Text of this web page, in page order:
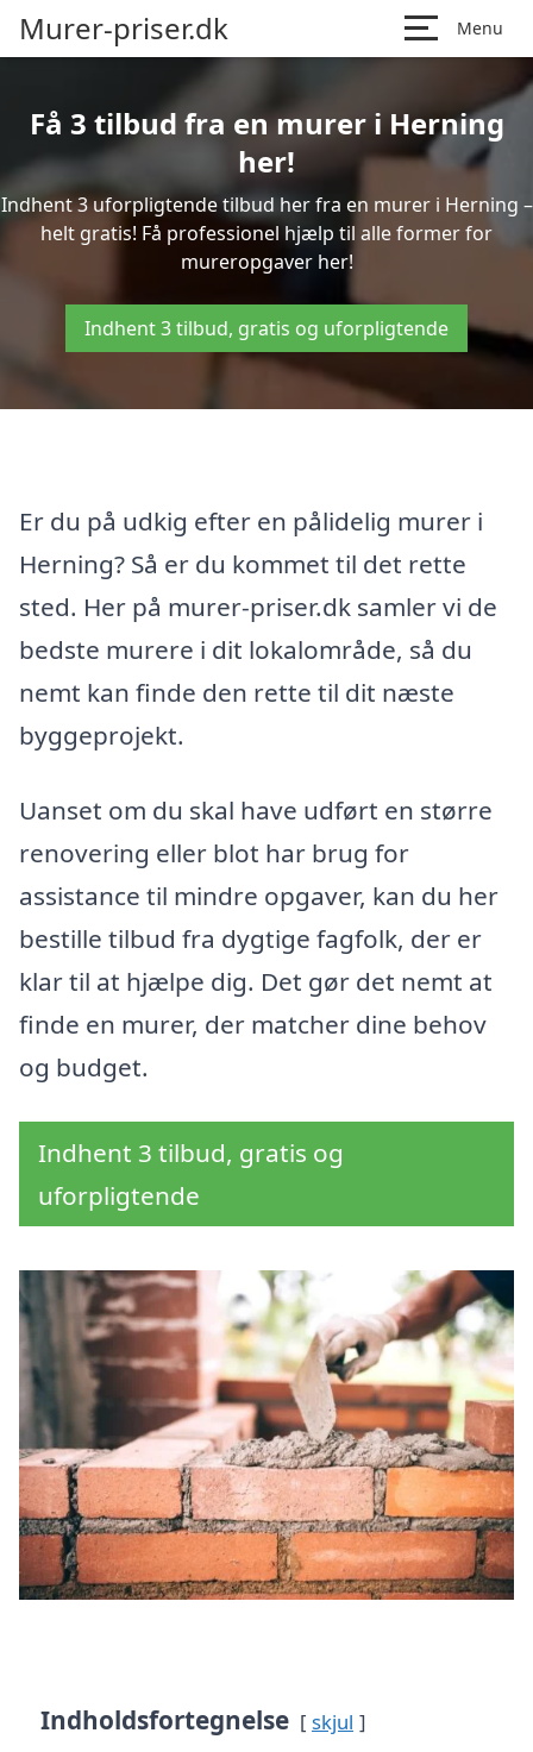
Murer-priser.dk Menu
Få 3 tilbud fra en murer i Herning
her!
Indhent 3 uforpligtende tilbud her fra en murer i Herning –
helt gratis! Få professionel hjælp til alle former for
mureropgaver her!
Indhent 3 tilbud, gratis og uforpligtende
Er du på udkig efter en pålidelig murer i
Herning? Så er du kommet til det rette
sted. Her på murer-priser.dk samler vi de
bedste murere i dit lokalområde, så du
nemt kan finde den rette til dit næste
byggeprojekt.
Uanset om du skal have udført en større
renovering eller blot har brug for
assistance til mindre opgaver, kan du her
bestille tilbud fra dygtige fagfolk, der er
klar til at hjælpe dig. Det gør det nemt at
finde en murer, der matcher dine behov
og budget.
Indhent 3 tilbud, gratis og
uforpligtende
Indholdsfortegnelse skjul